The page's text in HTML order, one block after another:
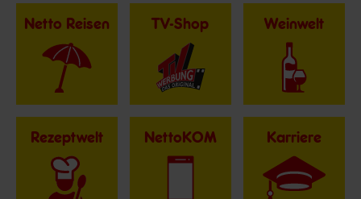
Netto Reisen TV-Shop Weinwelt
Rezeptwelt NettoKOM Karriere